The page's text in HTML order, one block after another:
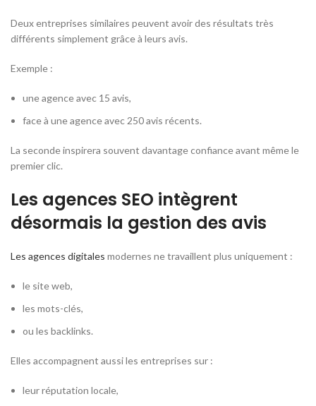
Deux entreprises similaires peuvent avoir des résultats très
différents simplement grâce à leurs avis.
Exemple :
une agence avec 15 avis,
face à une agence avec 250 avis récents.
La seconde inspirera souvent davantage confiance avant même le
premier clic.
Les agences SEO intègrent
désormais la gestion des avis
Les agences digitales modernes ne travaillent plus uniquement :
le site web,
les mots-clés,
ou les backlinks.
Elles accompagnent aussi les entreprises sur :
leur réputation locale,